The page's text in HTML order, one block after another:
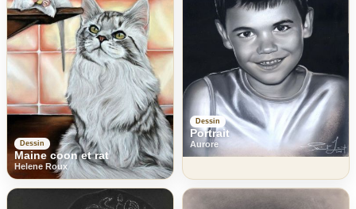
Dessin
Maine coon et rat
Helene Roux
Dessin
Portrait
Aurore